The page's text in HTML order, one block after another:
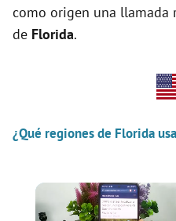
como origen una llamada
de Florida.
¿Qué regiones de Florida